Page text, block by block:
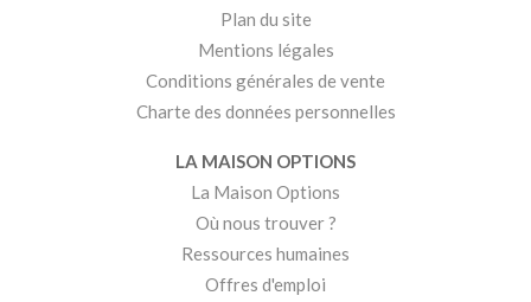
Plan du site
Mentions légales
Conditions générales de vente
Charte des données personnelles
LA MAISON OPTIONS
La Maison Options
Où nous trouver ?
Ressources humaines
Offres d'emploi